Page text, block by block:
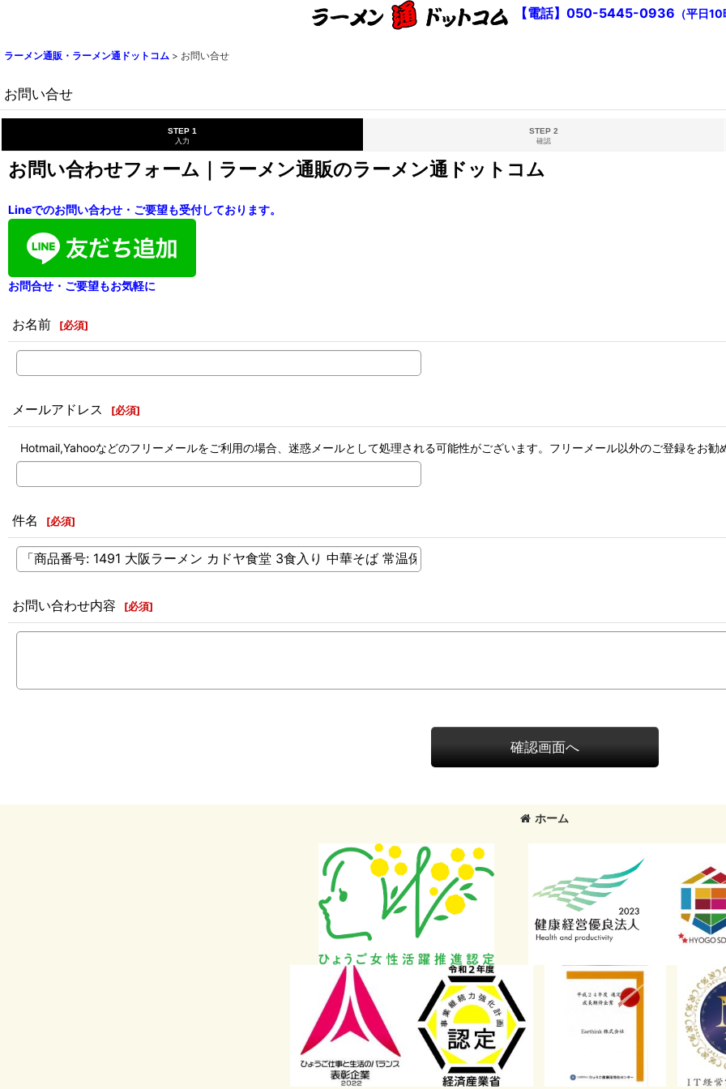
【電話】050-5445-0936 （平日10
ラーメン通販・ラーメン通ドットコム > お問い合せ
お問い合せ
STEP 1
入力
STEP 2
確認
お問い合わせフォーム｜ラーメン通販のラーメン通ドットコム
Lineでのお問い合わせ・ご要望も受付しております。
お問合せ・ご要望もお気軽に
お名前 [必須]
メールアドレス [必須]
Hotmail,Yahooなどのフリーメールをご利用の場合、迷惑メールとして処理される可能性がございます。フリーメール以外のご登録をお勧
件名 [必須]
お問い合わせ内容 [必須]
確認画面へ
ホーム